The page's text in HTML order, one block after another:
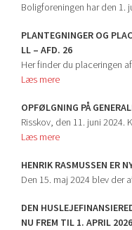
Boligforeningen har den 1.
PLANTEGNINGER OG
LL – AFD. 26
Her finder du placeringen
Læs mere
OPFØLGNING PÅ
Risskov, den 11. juni 2024.
Læs mere
HENRIK RASMUSSEN ER
Den 15. maj 2024 blev der
DEN
NU FREM TIL 1. APRIL 2026